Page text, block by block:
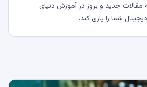
مقالات جدید و بروز در آموزش دنیای
شما را یاری کند.